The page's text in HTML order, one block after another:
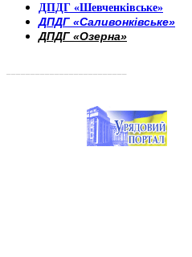
ДПДГ «Шевченківське»
ДПДГ «Саливонківське»
ДПДГ «Озерна»